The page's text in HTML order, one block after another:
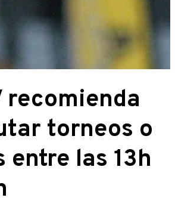
recomienda
torneos o
entre las 13h